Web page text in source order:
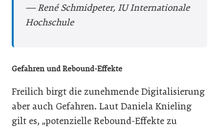
— René Schmidpeter, IU Internationale
Hochschule
Gefahren und Rebound-Effekte
Freilich birgt die zunehmende Digitalisierung
aber auch Gefahren. Laut Danie­la Knieling
gilt es, „potenzielle Rebound-Effekte zu